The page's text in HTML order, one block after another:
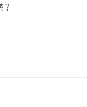
全面。